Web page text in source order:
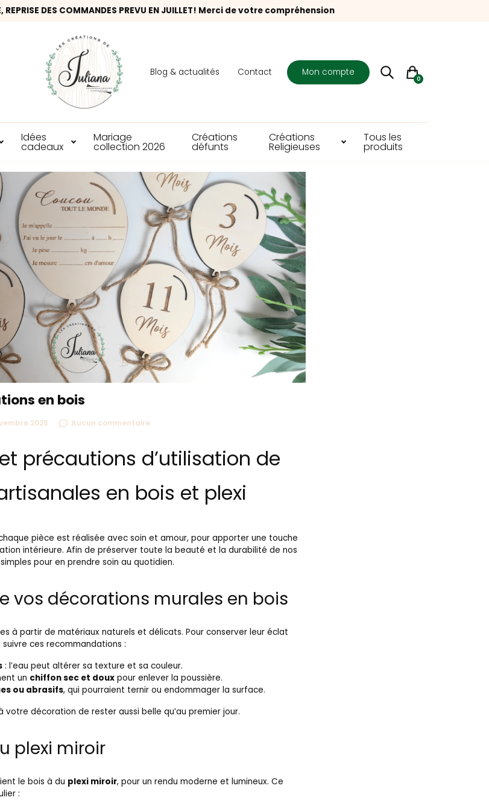
REPRISE DES COMMANDES PREVU EN JUILLET! Merci de votre compréhension
Blog & actualités Contact Mon compte
0
Idées
cadeaux
Mariage
collection 2026
Créations
défunts
Créations
Religieuses
Tous les
produits
en bois
2025 Aucun commentaire
précautions d’utilisation de
en bois et plexi
pièce est réalisée avec soin et amour, pour apporter une touche
intérieure. Afin de préserver toute la beauté et la durabilité de nos
pour en prendre soin au quotidien.
vos décorations murales en bois
à partir de matériaux naturels et délicats. Pour conserver leur éclat
ces recommandations :
: l’eau peut altérer sa texture et sa couleur.
un chiffon sec et doux pour enlever la poussière.
ou abrasifs, qui pourraient ternir ou endommager la surface.
décoration de rester aussi belle qu’au premier jour.
plexi miroir
le bois à du plexi miroir, pour un rendu moderne et lumineux. Ce
: